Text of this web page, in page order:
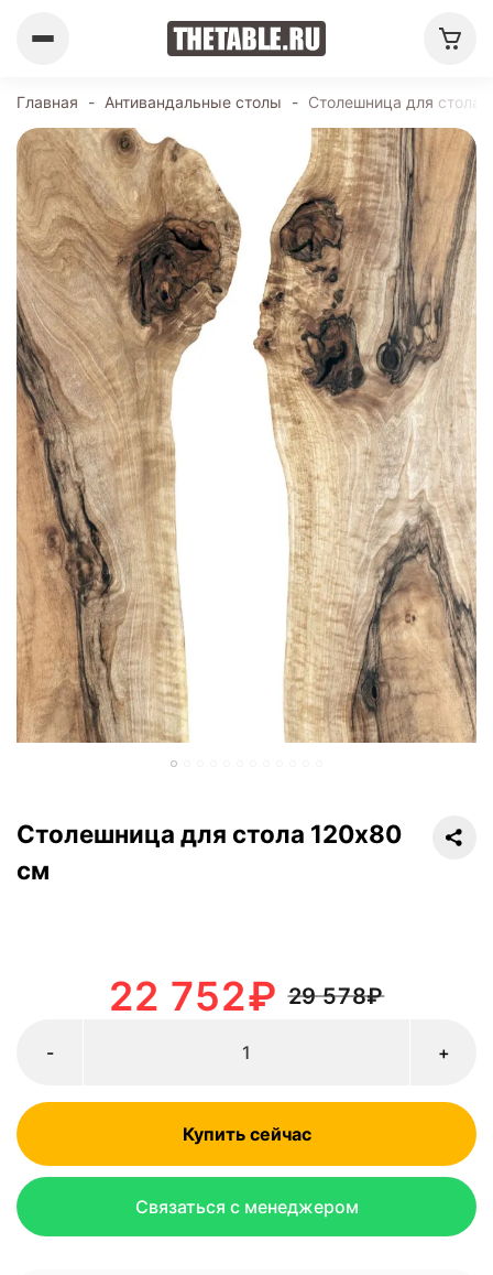
Главная - Антивандальные столы - Столешница для стола
Столешница для стола 120х80
см
29 578₽
22 752₽
+
-
Купить сейчас
Связаться с менеджером